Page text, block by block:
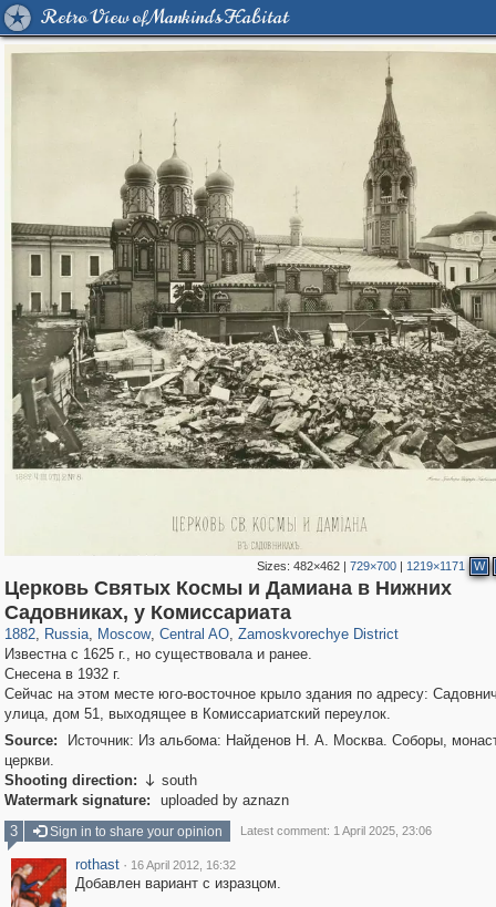
Retro View of Mankind's Habitat
Sizes:482×462 |729×700 | 1219×1171 W
Церковь Святых Космы и Дамиана в Нижних
Садовниках, у Комиссариата
1882, Russia
1,406,699 29,243
, Moscow
319,864 8,286
, Central AO
160,011 5,916
, Zamoskvorechye District
6,190
Известна с 1625 г., но существовала и ранее.
Снесена в 1932 г.
Сейчас на этом месте юго-восточное крыло здания по адресу:
улица, дом 51, выходящее в Комиссариатский переулок.
Source:
Источник: Из альбома: Найденов Н. А. Москва. Соборы,
церкви.
Shooting direction:  south
Watermark signature:
uploaded by aznazn
3
Sign in to share your opinion Latest comment: 1 April 2025, 23:06
rothast · 16 April 2012, 16:32
Добавлен вариант с изразцом.